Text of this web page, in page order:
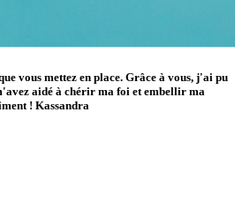
vous mettez en place. Grâce à vous, j'ai pu
aidé à chérir ma foi et embellir ma
! Kassandra